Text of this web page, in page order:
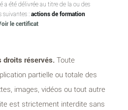
a été délivrée au titre de la ou des
suivantes :actions de formation
le certificat
droits réservés. Toute
partielle ou totale des
images, vidéos ou tout autre
est strictement interdite sans